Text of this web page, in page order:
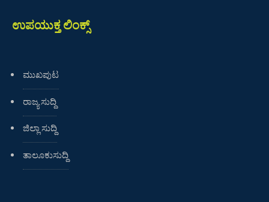
ಉಪಯುಕ್ತ ಲಿಂಕ್ಸ್
ಮುಖಪುಟ
ರಾಜ್ಯ ಸುದ್ದಿ
ಜಿಲ್ಲಾ ಸುದ್ದಿ
ತಾಲೂಕುಸುದ್ದಿ